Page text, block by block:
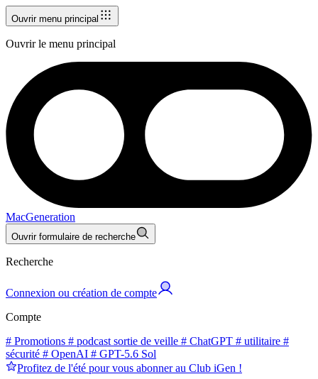
Ouvrir menu principal
Ouvrir le menu principal
MacGeneration
Ouvrir formulaire de recherche
Recherche
Connexion ou création de compte
Compte
# Promotions # podcast sortie de veille # ChatGPT # utilitaire #
sécurité # OpenAI # GPT-5.6 Sol
Profitez de l'été pour vous abonner au Club iGen !